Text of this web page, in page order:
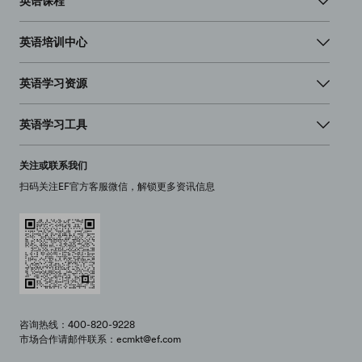
英语培训中心
英语学习资源
英语学习工具
关注或联系我们
扫码关注EF官方客服微信，解锁更多资讯信息
咨询热线：400-820-9228
市场合作请邮件联系：ecmkt@ef.com